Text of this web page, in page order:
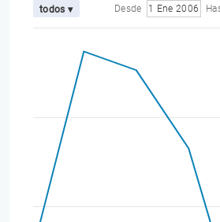
todos ▾ Desde 1 Ene 2006